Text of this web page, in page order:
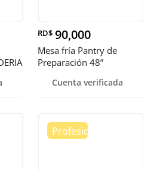
RD$ 90,000
Mesa fría Pantry de
Preparación 48”
Cuenta verificada